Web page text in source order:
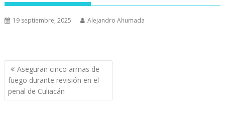
19 septiembre, 2025 Alejandro Ahumada
Navegación
de
entradas
Aseguran cinco armas de
fuego durante revisión en el
penal de Culiacán